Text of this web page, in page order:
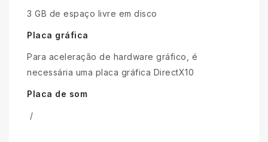
3 GB de espaço livre em disco
Placa gráfica
Para aceleração de hardware gráfico, é
necessária uma placa gráfica DirectX10
Placa de som
/